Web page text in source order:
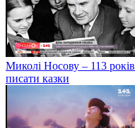
Миколі Носову – 113
писати казки